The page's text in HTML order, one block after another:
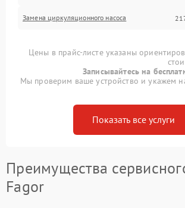
Замена циркуляционного насоса
Цены в прайс-листе указаны
Записывайтесь на
Мы проверим ваше устройство и укажем
Показать все услуги
Преимущества
Fagor